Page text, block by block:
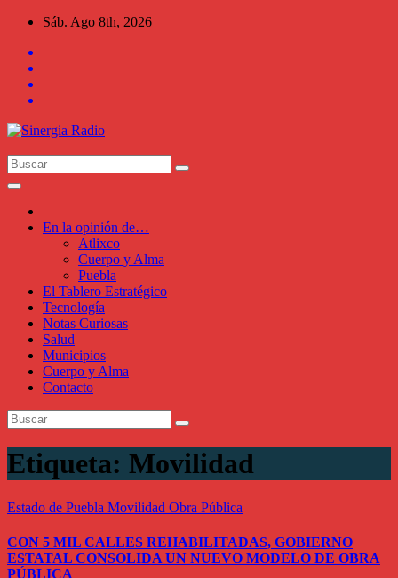
Saltar
contenido
Sáb. Ago 8th, 2026
En la opinión de…
Atlixco
Cuerpo y Alma
Puebla
El Tablero Estratégico
Tecnología
Notas Curiosas
Salud
Municipios
Cuerpo y Alma
Contacto
Etiqueta: Movilidad
Estado de Puebla Movilidad Obra Pública
CON 5 MIL CALLES REHABILITADAS, GOBIERNO
ESTATAL CONSOLIDA UN NUEVO MODELO DE OBRA
PÚBLICA